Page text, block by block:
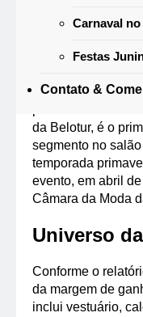
Carnaval
Festas
Contato &
Projeto
O projeto Minas
(FIEMG) e tem
da Belotur, é o
segmento no
temporada
evento, em abril
Câmara da Moda
Universo
Conforme o
da margem de
inclui vestuário,